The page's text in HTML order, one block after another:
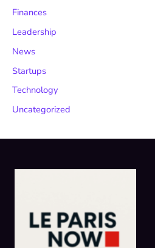
Finances
Leadership
News
Startups
Technology
Uncategorized